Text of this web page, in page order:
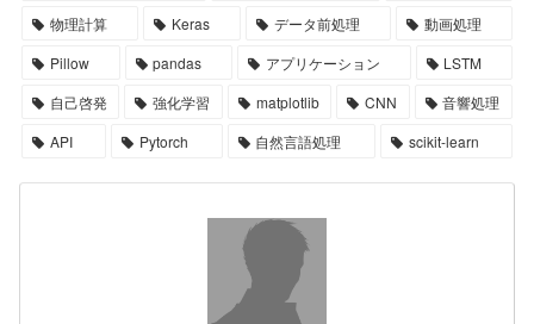
物理計算
Keras データ前処理
動画処理
Pillow
pandas アプリケーション
LSTM
自己啓発
強化学習 matplotlib CNN
音響処理
API
Pytorch 自然言語処理 scikit-learn